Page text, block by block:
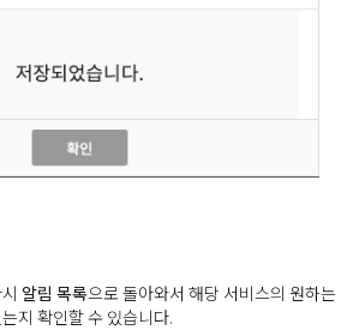
알림 목록으로 돌아와서 해당 서비스의 원하는
지 확인할 수 있습니다.